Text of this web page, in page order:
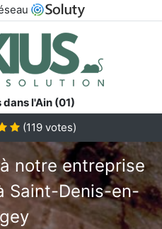
l'Ain (01)
(119 votes)
notre entreprise
Saint-Denis-en-